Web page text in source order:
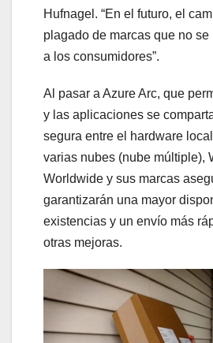
Hufnagel. “En el futuro, el
plagado de marcas que no se
a los consumidores”.
Al pasar a Azure Arc, que
y las aplicaciones se
segura entre el hardware
varias nubes (nube múltiple),
Worldwide y sus marcas
garantizarán una mayor
existencias y un envío más
otras mejoras.